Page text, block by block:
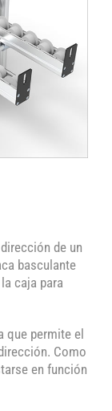
de un
basculante
caja para
que permite el
Como
en función